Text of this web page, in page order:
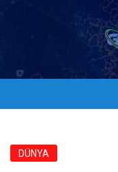
DÜNYA